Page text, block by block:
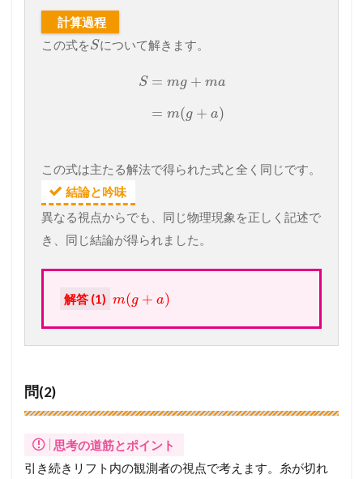
計算過程
この式をSについて解きます。
S = mg + ma
= m(g + a)
この式は主たる解法で得られた式と全く同じです。
結論と吟味
異なる視点からでも、同じ物理現象を正しく記述で
き、同じ結論が得られました。
解答 (1) m(g + a)
問(2)
思考の道筋とポイント
引き続きリフト内の観測者の視点で考えます。糸が切れ